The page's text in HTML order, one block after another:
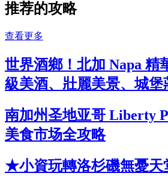
推荐的攻略
查看更多
世界酒鄉！北加 Napa 精
級美酒、壯麗美景、城
南加州圣地亚哥 Liberty
美食市场全攻略
★小資玩轉洛杉磯無憂天